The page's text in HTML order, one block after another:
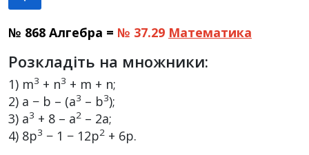
№ 868 Алгебра = № 37.29 Математика
Розкладіть на множники:
1) m3 + n3 + m + n;
2) a − b – (a3 – b3);
3) a3 + 8 – a2 – 2a;
4) 8p3 − 1 − 12p2 + 6p.